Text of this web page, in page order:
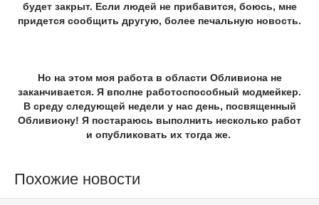
будет закрыт. Если людей не прибавится, боюсь, мне
придется сообщить другую, более печальную новость.
Но на этом моя работа в области Обливиона не
заканчивается. Я вполне работоспособный модмейкер.
В среду следующей недели у нас день, посвященный
Обливиону! Я постараюсь выполнить несколько работ
и опубликовать их тогда же.
Похожие новости